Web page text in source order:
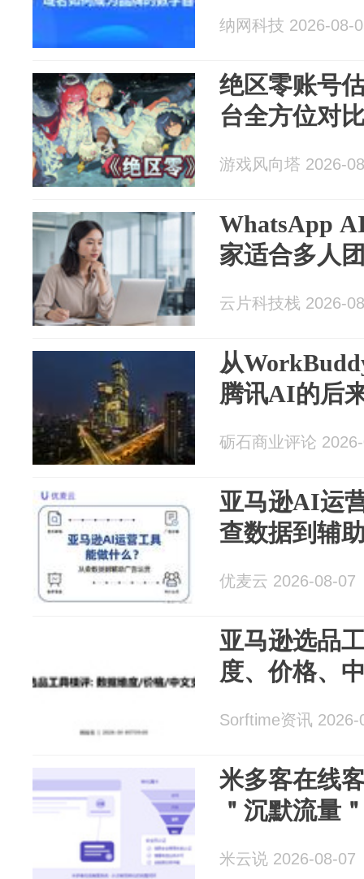
纳网科技 2026-08-
绝区零账号
台全方位对
游戏风向塔 2026-
WhatsApp
家适合多人
云片科技栈 2026-
从
腾讯AI的后
砺石商业评论
亚马逊AI运
查数据到辅
优麦云 2026-08-07
亚马逊选品
度、价格、
Sorftime资讯 2026-
米多客在线
＂沉默流量
米云说 2026-08-07